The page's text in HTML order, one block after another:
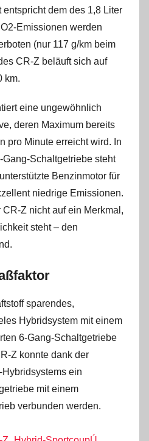
dem des 1,8 Liter
Emissionen werden
(nur 117 g/km beim
CR-Z beläuft sich auf
km.
eine ungewöhnlich
deren Maximum bereits
pro Minute erreicht wird. In
Schaltgetriebe steht
Benzinmotor für
niedrige Emissionen.
Z nicht auf ein Merkmal,
steht – den
sparendes,
Hybridsystem mit einem
6-Gang-Schaltgetriebe
Z konnte dank der
ein
mit einem
verbunden werden.